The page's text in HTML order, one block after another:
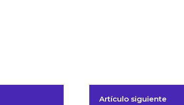
Artículo siguiente